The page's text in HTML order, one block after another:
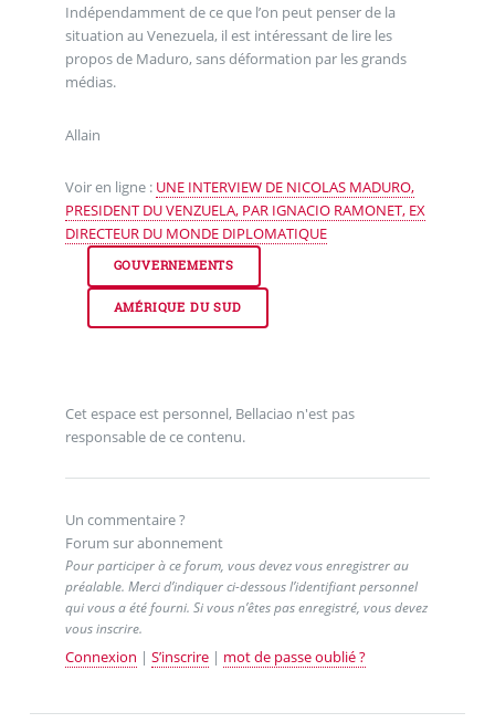
Indépendamment de ce que l’on peut penser de la
situation au Venezuela, il est intéressant de lire les
propos de Maduro, sans déformation par les grands
médias.
Allain
Voir en ligne : UNE INTERVIEW DE NICOLAS MADURO,
PRESIDENT DU VENZUELA, PAR IGNACIO RAMONET, EX
DIRECTEUR DU MONDE DIPLOMATIQUE
GOUVERNEMENTS
AMÉRIQUE DU SUD
Cet espace est personnel, Bellaciao n'est pas
responsable de ce contenu.
Un commentaire ?
Forum sur abonnement
Pour participer à ce forum, vous devez vous enregistrer au
préalable. Merci d’indiquer ci-dessous l’identifiant personnel
qui vous a été fourni. Si vous n’êtes pas enregistré, vous devez
vous inscrire.
Connexion | S’inscrire| mot de passe oublié ?